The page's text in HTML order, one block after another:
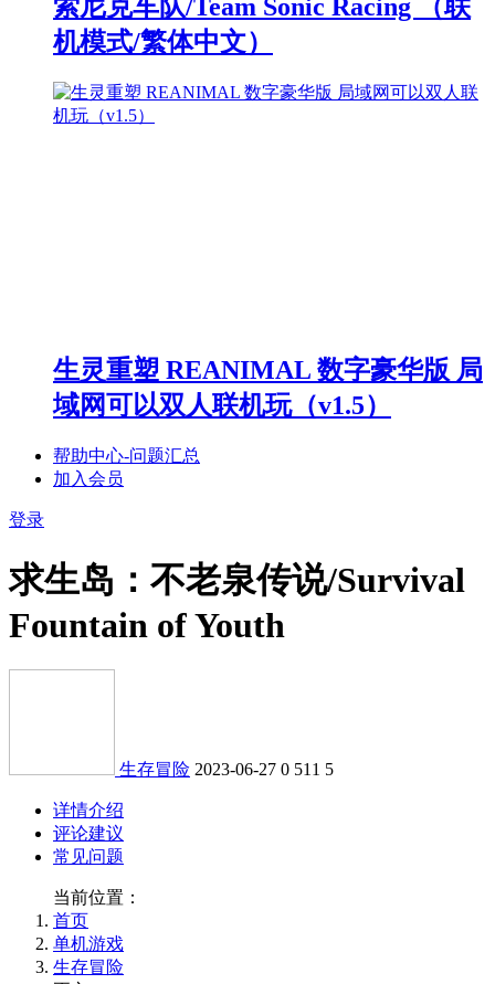
索尼克车队/Team Sonic Racing （联
机模式/繁体中文）
生灵重塑 REANIMAL 数字豪华版 局
域网可以双人联机玩（v1.5）
帮助中心-问题汇总
加入会员
登录
求生岛：不老泉传说/Survival
Fountain of Youth
生存冒险 2023-06-27 0 511 5
详情介绍
评论建议
常见问题
当前位置：
首页
单机游戏
生存冒险